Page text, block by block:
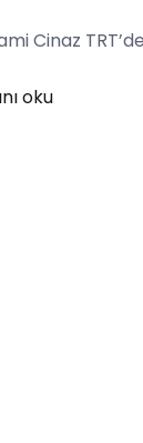
Cinaz
oku